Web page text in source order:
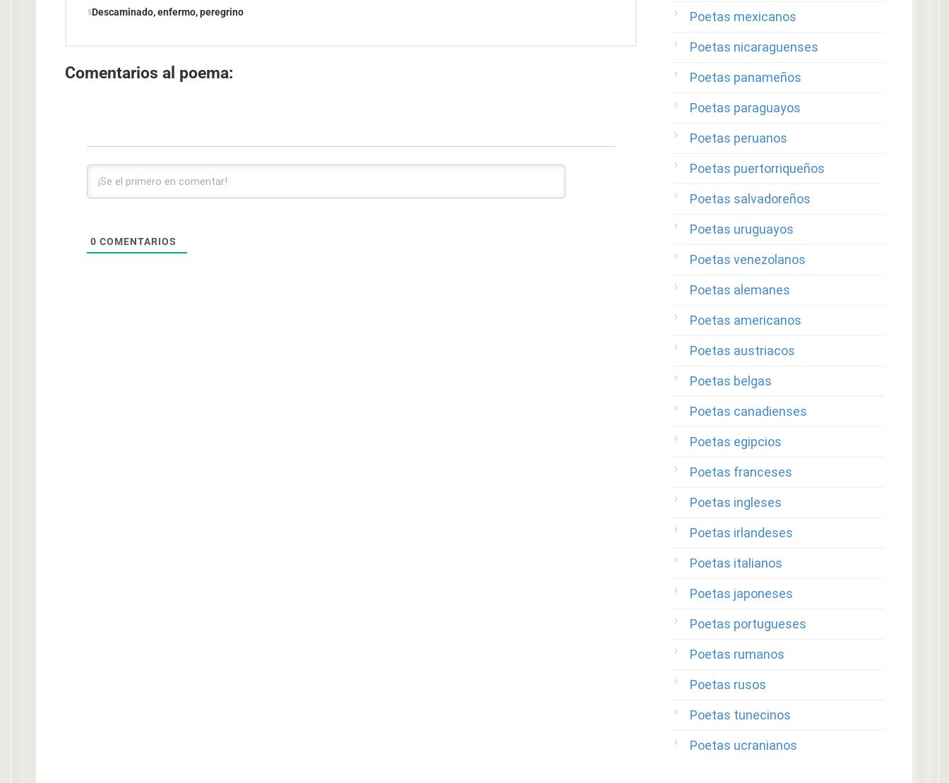
Descaminado, enfermo, peregrino
Comentarios al poema:
0 COMENTARIOS
Poetas mexicanos
Poetas nicaraguenses
Poetas panameños
Poetas paraguayos
Poetas peruanos
Poetas puertorriqueños
Poetas salvadoreños
Poetas uruguayos
Poetas venezolanos
Poetas alemanes
Poetas americanos
Poetas austriacos
Poetas belgas
Poetas canadienses
Poetas egipcios
Poetas franceses
Poetas ingleses
Poetas irlandeses
Poetas italianos
Poetas japoneses
Poetas portugueses
Poetas rumanos
Poetas rusos
Poetas tunecinos
Poetas ucranianos